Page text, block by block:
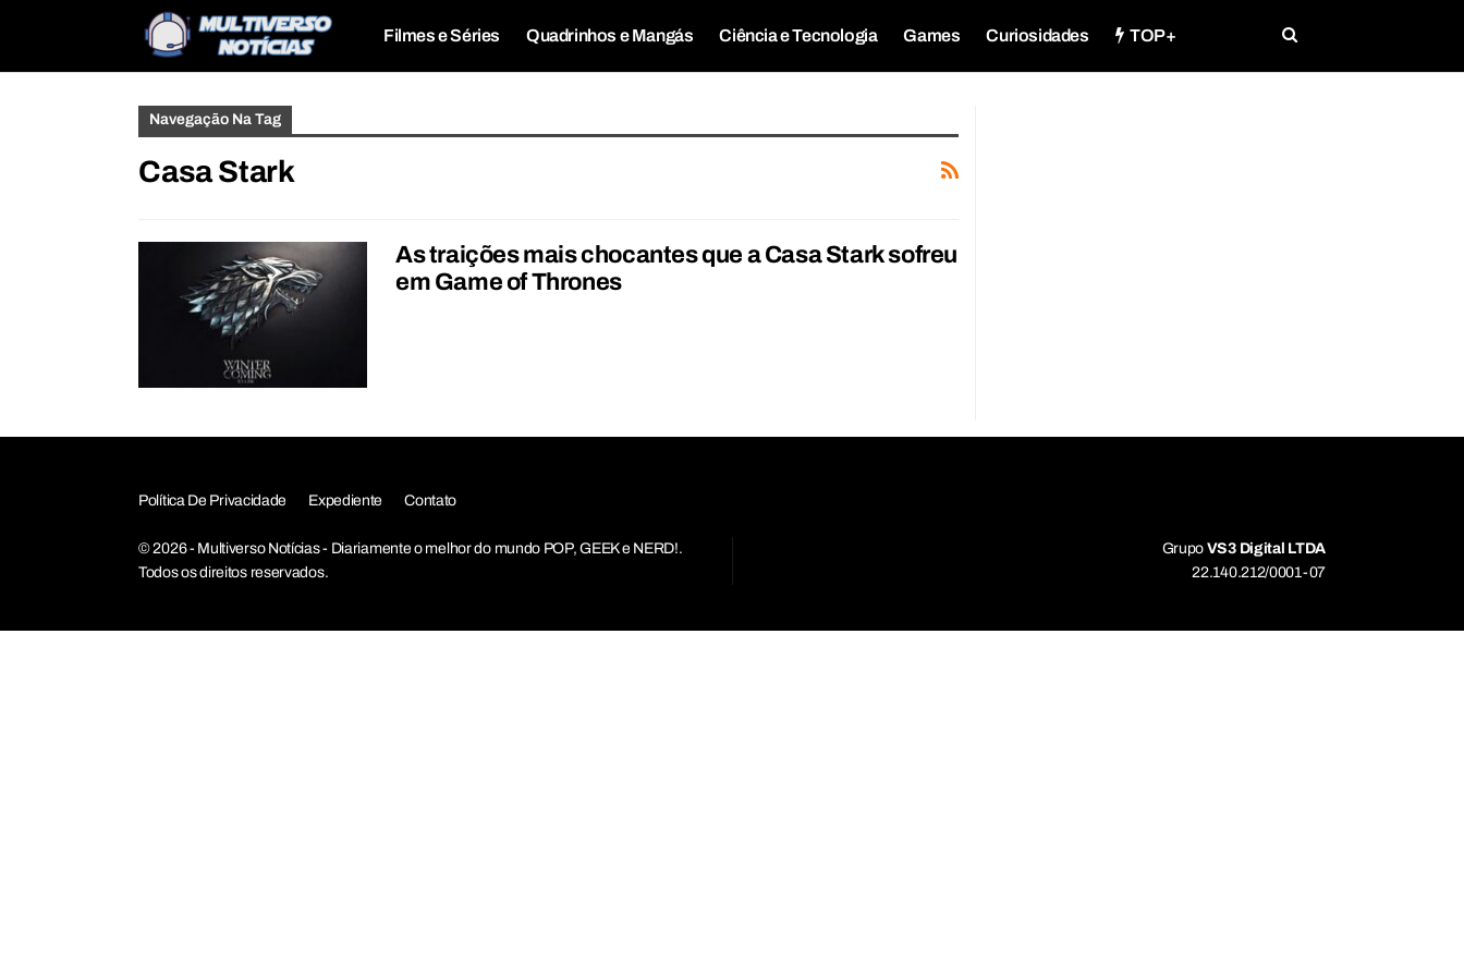
Filmes e Séries Quadrinhos e Mangás Ciência e Tecnologia Games Curiosidades TOP+
Navegação Na Tag
Casa Stark
As traições mais chocantes que a Casa Stark sofreu
em Game of Thrones
Política De Privacidade Expediente Contato
© 2026 - Multiverso Notícias - Diariamente o melhor do mundo POP, GEEK e NERD!.
Todos os direitos reservados.
Grupo VS3 Digital LTDA
22.140.212/0001-07